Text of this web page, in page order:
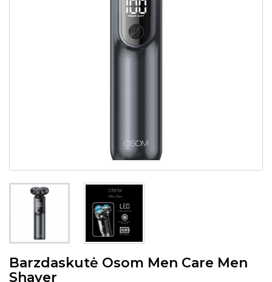
Barzdaskutė Osom Men Care Men
Shaver